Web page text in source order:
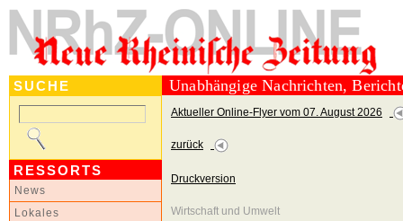
SUCHE
RESSORTS
News
Lokales
Unabhängige Nachrichten,
Aktueller Online-Flyer vom 07. August 2026
zurück
Druckversion
Wirtschaft und Umwelt